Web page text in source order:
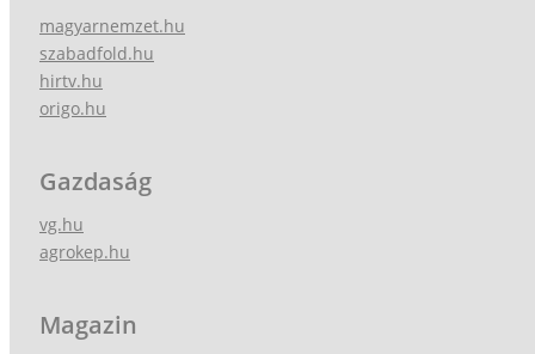
magyarnemzet.hu
szabadfold.hu
hirtv.hu
origo.hu
Gazdaság
vg.hu
agrokep.hu
Magazin